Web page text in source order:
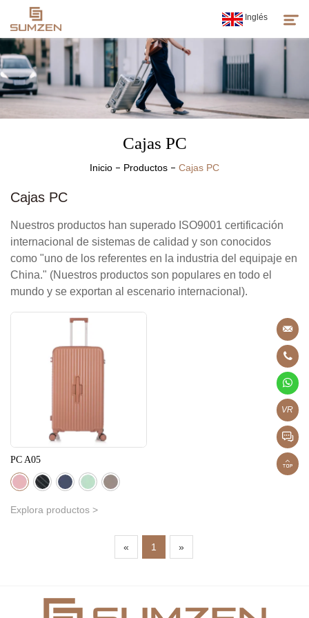
Productos
Espíritu De Sumzen
Inglés
Cajas PC
Inicio Productos Cajas PC
Cajas PC
Nuestros productos han superado ISO9001 certificación
internacional de sistemas de calidad y son conocidos
como "uno de los referentes en la industria del equipaje en
China." (Nuestros productos son populares en todo el
mundo y se exportan al escenario internacional).
PC A05
Explora productos >
« 1 »
VR